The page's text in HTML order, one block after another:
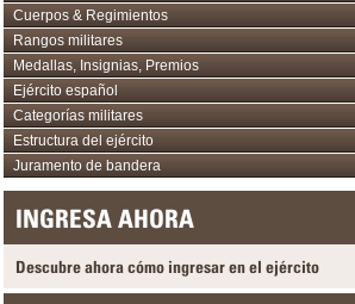
Cuerpos & Regimientos
Rangos militares
Medallas, Insignias, Premios
Ejército español
Categorías militares
Estructura del ejército
Juramento de bandera
INGRESA AHORA
Descubre ahora cómo ingresar en el ejército